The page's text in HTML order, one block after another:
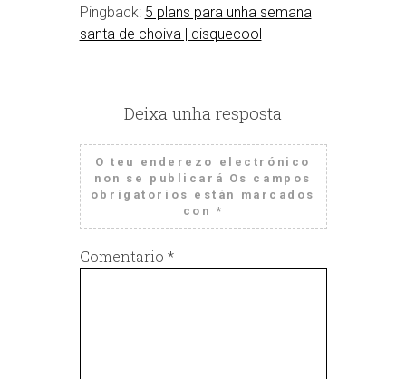
Pingback: 5 plans para unha semana
santa de choiva | disquecool
Deixa unha resposta
O teu enderezo electrónico
non se publicará Os campos
obrigatorios están marcados
con *
Comentario *